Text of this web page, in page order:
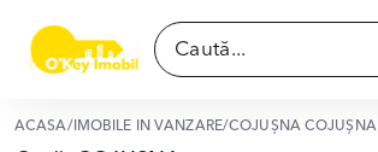
ACASĂ/ IMOBILE ÎN VÂNZARE/COJUȘNA COJUȘNA